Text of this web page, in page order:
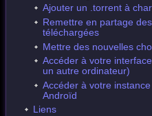
Ajouter un .torrent à
Remettre en partage
téléchargées
Mettre des nouvelles
Accéder à votre
un autre ordinateur)
Accéder à votre
Androïd
Liens